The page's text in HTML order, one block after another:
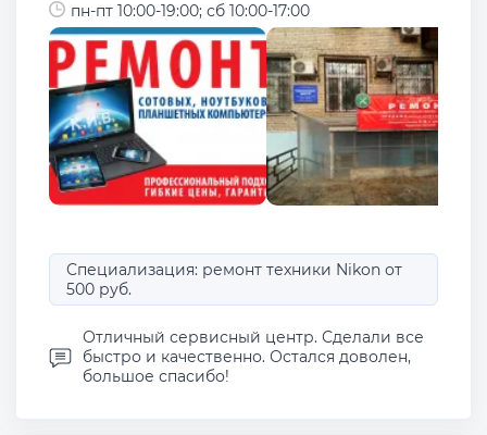
пн-пт 10:00-19:00; сб 10:00-17:00
Специализация: ремонт техники Nikon от
500 руб.
Отличный сервисный центр. Сделали все
быстро и качественно. Остался доволен,
большое спасибо!